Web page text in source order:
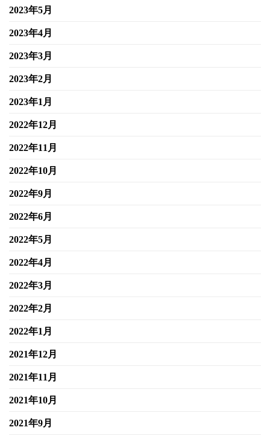
2023年5月
2023年4月
2023年3月
2023年2月
2023年1月
2022年12月
2022年11月
2022年10月
2022年9月
2022年6月
2022年5月
2022年4月
2022年3月
2022年2月
2022年1月
2021年12月
2021年11月
2021年10月
2021年9月